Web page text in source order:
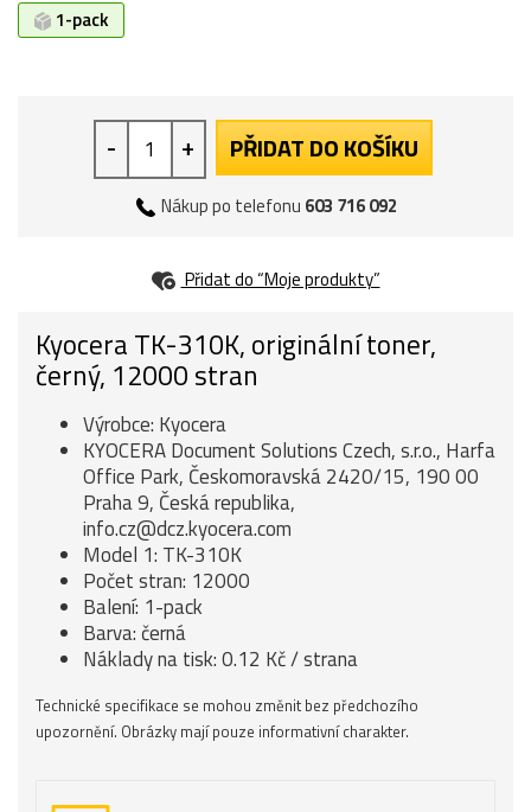
1-pack
- + PŘIDAT DO KOŠÍKU
Nákup po telefonu 603 716 092
Přidat do “Moje produkty”
Kyocera TK-310K, originální toner,
černý, 12000 stran
Výrobce: Kyocera
KYOCERA Document Solutions Czech, s.r.o., Harfa
Office Park, Českomoravská 2420/15, 190 00
Praha 9, Česká republika,
info.cz@dcz.kyocera.com
Model 1: TK-310K
Počet stran: 12000
Balení: 1-pack
Barva: černá
Náklady na tisk: 0.12 Kč / strana
Technické specifikace se mohou změnit bez předchozího
upozornění. Obrázky mají pouze informativní charakter.